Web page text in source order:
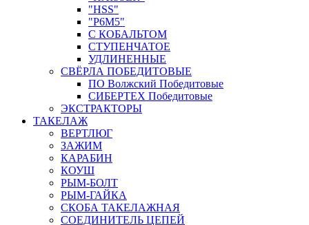
"HSS"
"Р6М5"
С КОБАЛЬТОМ
СТУПЕНЧАТОЕ
УДЛИНЕННЫЕ
СВЁРЛА ПОБЕДИТОВЫЕ
ПО Волжский Победитовые
СИБЕРТЕХ Победитовые
ЭКСТРАКТОРЫ
ТАКЕЛАЖ
ВЕРТЛЮГ
ЗАЖИМ
КАРАБИН
КОУШ
РЫМ-БОЛТ
РЫМ-ГАЙКА
СКОБА ТАКЕЛАЖНАЯ
СОЕДИНИТЕЛЬ ЦЕПЕЙ